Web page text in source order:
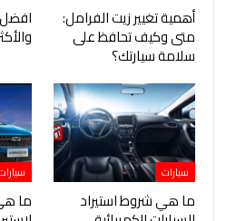
أهمية تغيير زيت الفرامل:
متى وكيف تحافظ على
سلامة سيارتك؟
سيارات
ما هي شروط استيراد ما